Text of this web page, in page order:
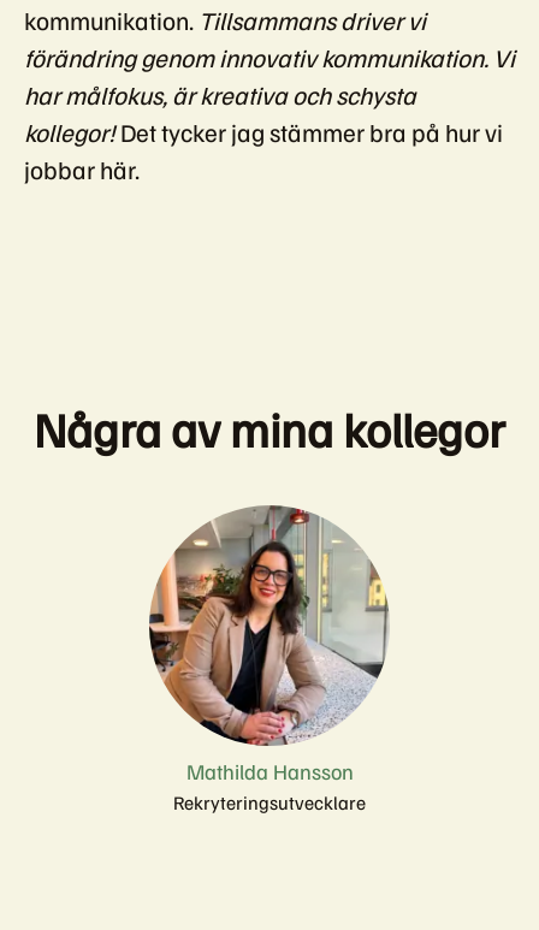
kommunikation. Tillsammans driver vi
förändring genom innovativ kommunikation. Vi
har målfokus, är kreativa och schysta
kollegor!Det tycker jag stämmer bra på hur vi
jobbar här.
Några av mina kollegor
Mathilda Hansson
Rekryteringsutvecklare